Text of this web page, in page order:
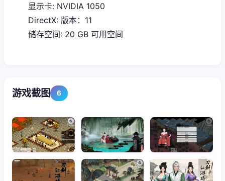
显示卡: NVIDIA 1050
DirectX: 版本：11
储存空间: 20 GB 可用空间
游戏截图 6